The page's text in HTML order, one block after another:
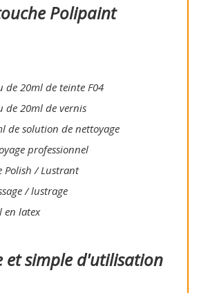
Polipaint
de 20ml de teinte F04
de 20ml de vernis
de solution de nettoyage
professionnel
Polish / Lustrant
/ lustrage
en latex
et simple d'utilisation